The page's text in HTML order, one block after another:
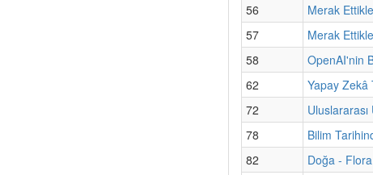
56
Merak
57
Merak
58
OpenAI'nin
62
Yapay Zekâ
72
78
Bilim
82
Doğa -